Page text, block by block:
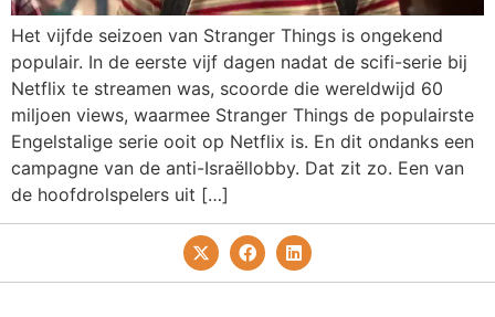
Het vijfde seizoen van Stranger Things is ongekend
populair. In de eerste vijf dagen nadat de scifi-serie bij
Netflix te streamen was, scoorde die wereldwijd 60
miljoen views, waarmee Stranger Things de populairste
Engelstalige serie ooit op Netflix is. En dit ondanks een
campagne van de anti-Israëllobby. Dat zit zo. Een van
de hoofdrolspelers uit […]